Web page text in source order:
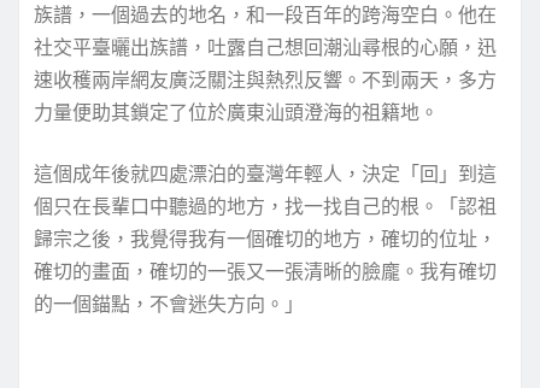
族譜，一個過去的地名，和一段百年的跨海空白。他在
社交平臺曬出族譜，吐露自己想回潮汕尋根的心願，迅
速收穫兩岸網友廣泛關注與熱烈反響。不到兩天，多方
力量便助其鎖定了位於廣東汕頭澄海的祖籍地。
這個成年後就四處漂泊的臺灣年輕人，決定「回」到這
個只在長輩口中聽過的地方，找一找自己的根。「認祖
歸宗之後，我覺得我有一個確切的地方，確切的位址，
確切的畫面，確切的一張又一張清晰的臉龐。我有確切
的一個錨點，不會迷失方向。」